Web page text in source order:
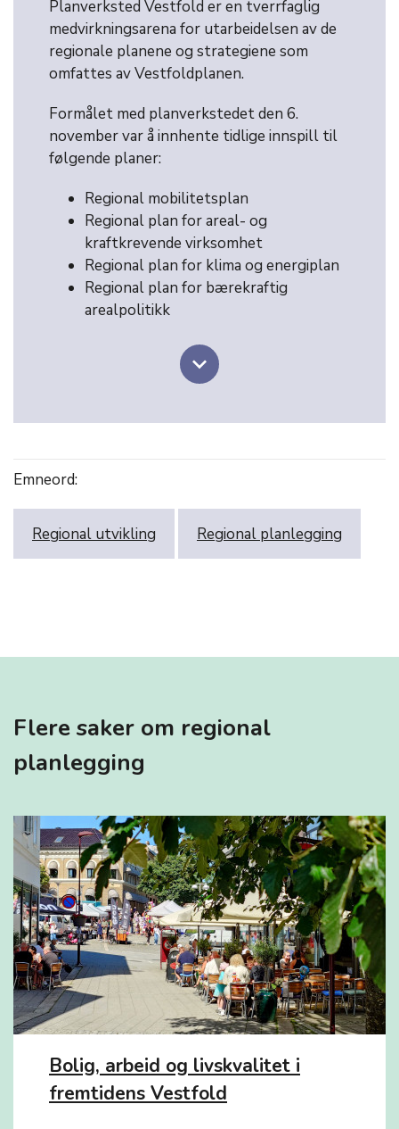
Planverksted Vestfold er en tverrfaglig
medvirkningsarena for utarbeidelsen av de
regionale planene og strategiene som
omfattes av Vestfoldplanen.
Formålet med planverkstedet den 6.
november var å innhente tidlige innspill til
følgende planer:
Regional mobilitetsplan
Regional plan for areal- og
kraftkrevende virksomhet
Regional plan for klima og energiplan
Regional plan for bærekraftig
arealpolitikk
keyboard_arrow_down
Emneord:
Regional utvikling Regional planlegging
Flere saker om regional
planlegging
Bolig, arbeid og livskvalitet i
fremtidens Vestfold